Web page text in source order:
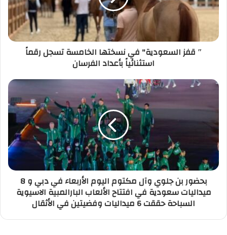
″ قفز السعودية" في نسختها الخامسة تسجل رقماً
استثنائياً بأعداد الفرسان
بحضور بن جلوي وآل مكتوم اليوم الأربعاء في دبي و 8
ميداليات سعودية في افتتاح الألعاب البارالمبية الاسيوية
السباحة حققت 6 ميداليات وفضيتين في الأثقال